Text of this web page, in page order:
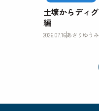
土壌からディ
編
2026.07.16あさりゆうみ